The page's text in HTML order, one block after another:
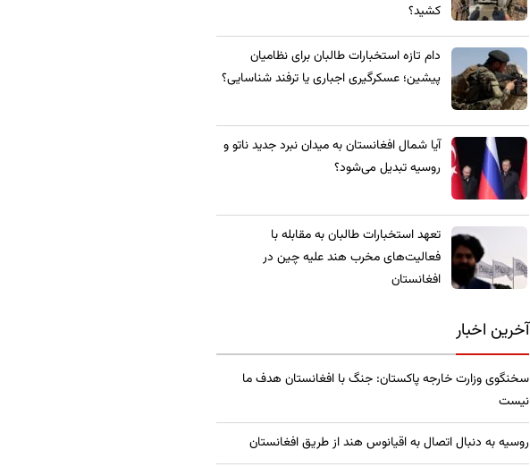
کشید؟
​دام تازه استخبارات طالبان برای نظامیان
پیشین؛ عسکرگیری اجباری یا ترفند شناسایی؟
​آیا شمال افغانستان به میدان نبرد جدید ناتو و
روسیه تبدیل می‌شود؟
تعهد استخبارات طالبان به مقابله با
فعالیت‌های مخرب هند علیه چین در
افغانستان
آخرین اخبار
سخنگوی وزارت خارجه پاکستان: جنگ با افغانستان هدف ما
نیست
روسیه به دنبال اتصال به اقیانوس هند از طریق افغانستان